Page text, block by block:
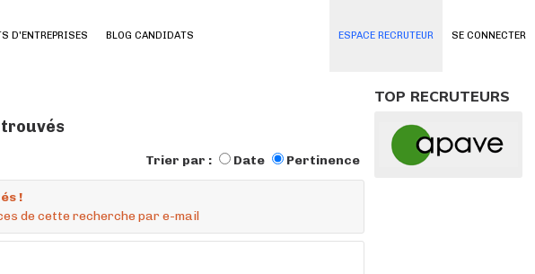
SE CONNECTER
D'ENTREPRISES BLOG CANDIDATS ESPACE RECRUTEUR
trouvés
Trier par : Date Pertinence
!
de cette recherche par e-mail
TOP RECRUTEURS